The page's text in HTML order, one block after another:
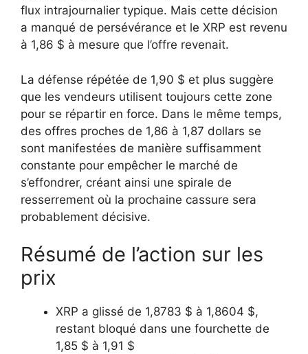
flux intrajournalier typique. Mais cette décision
a manqué de persévérance et le XRP est revenu
à 1,86 $ à mesure que l’offre revenait.
La défense répétée de 1,90 $ et plus suggère
que les vendeurs utilisent toujours cette zone
pour se répartir en force. Dans le même temps,
des offres proches de 1,86 à 1,87 dollars se
sont manifestées de manière suffisamment
constante pour empêcher le marché de
s’effondrer, créant ainsi une spirale de
resserrement où la prochaine cassure sera
probablement décisive.
Résumé de l’action sur les
prix
XRP a glissé de 1,8783 $ à 1,8604 $,
restant bloqué dans une fourchette de
1,85 $ à 1,91 $